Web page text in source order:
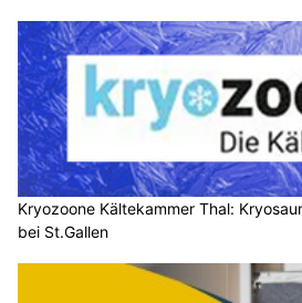
Kryozoone Kältekammer Thal:
bei St.Gallen